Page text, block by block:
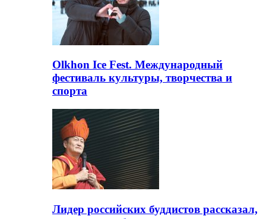
Olkhon Ice Fest. Международный
фестиваль культуры, творчества и
спорта
Лидер российских буддистов рассказал,